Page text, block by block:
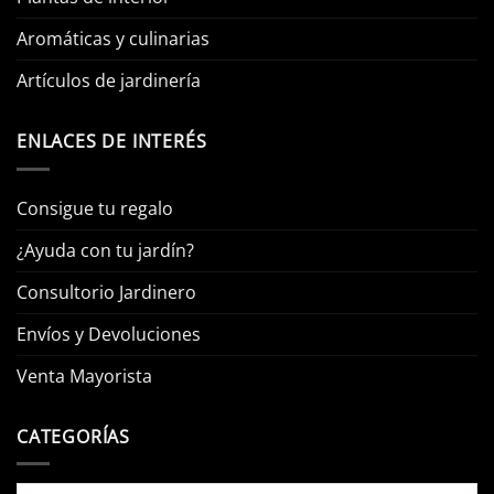
Aromáticas y culinarias
Artículos de jardinería
ENLACES DE INTERÉS
Consigue tu regalo
¿Ayuda con tu jardín?
Consultorio Jardinero
Envíos y Devoluciones
Venta Mayorista
CATEGORÍAS